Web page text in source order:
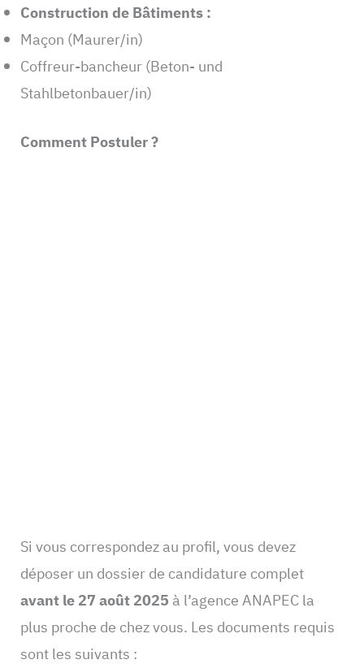
Construction de Bâtiments :
Maçon (Maurer/in)
Coffreur-bancheur (Beton- und
Stahlbetonbauer/in)
Comment Postuler ?
Si vous correspondez au profil, vous devez
déposer un dossier de candidature complet
avant le 27 août 2025 à l’agence ANAPEC la
plus proche de chez vous. Les documents requis
sont les suivants :